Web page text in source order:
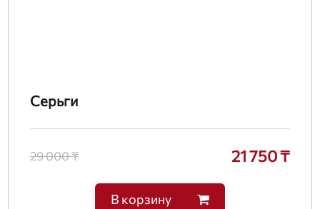
Серьги
29 000 ₸ 21 750 ₸
В корзину